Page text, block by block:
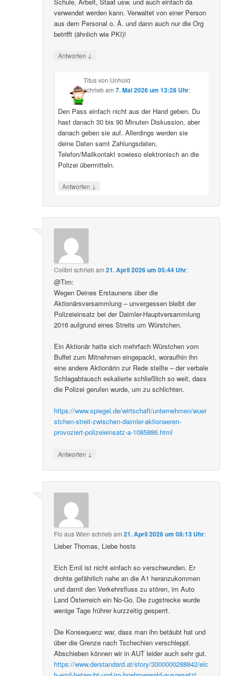
verwendet werden kann. Verwaltet von einer Person
aus dem Personal o. Ä. und dann auch nur die Org
betrifft (ähnlich wie PKI)!
Antworten ↓
Titus von Unhold
schriebam 7. Mai 2026 um 13:28 Uhr:
Den Pass einfach nicht aus der Hand geben. Du
hast danach 30 bis 90 Minuten Diskussion, aber
danach geben sie auf. Allerdings werden sie
deine Daten samt Zahlungsdaten,
Telefon/Mailkontakt sowieso elektronisch an die
Polizei übermitteln.
Antworten ↓
Colibri schriebam21. April 2026 um 05:44 Uhr:
@Tim:
Wegen Deines Erstaunens über die
Aktionärsversammlung – unvergessen bleibt der
Polizeieinsatz bei der Daimler-Hauptversammlung
2016 aufgrund eines Streits um Würstchen.
Ein Aktionär hatte sich mehrfach Würstchen vom
Buffet zum Mitnehmen eingepackt, woraufhin ihn
eine andere Aktionärin zur Rede stellte – der verbale
Schlagabtausch eskalierte schließlich so weit, dass
die Polizei gerufen wurde, um zu schlichten.
https://www.spiegel.de/wirtschaft/unternehmen/wuer
stchen-streit-zwischen-daimler-aktionaeren-
provoziert-polizeieinsatz-a-1085886.html
Antworten ↓
Flo aus Wien schriebam21. April 2026 um 08:13 Uhr:
Lieber Thomas, Liebe hosts
Elch Emil ist nicht einfach so verschwunden. Er
drohte gefährlich nahe an die A1 heranzukommen
und damit den Verkehrsfluss zu stören, im Auto
Land Österreich ein No-Go. Die zugstrecke wurde
wenige Tage frührer kurzzeitig gesperrt.
Die Konsequenz war, dass man ihn betäubt hat und
über die Grenze nach Tschechien verschleppt.
Abschieben können wir in AUT leider auch sehr gut.
https://www.derstandard.at/story/3000000288842/elc